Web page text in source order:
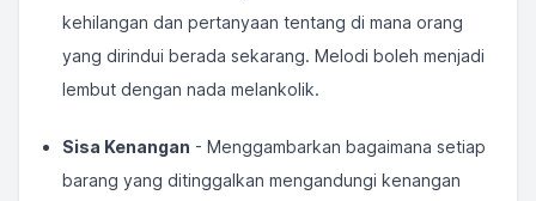
kehilangan dan pertanyaan tentang di mana orang
yang dirindui berada sekarang. Melodi boleh menjadi
lembut dengan nada melankolik.
Sisa Kenangan - Menggambarkan bagaimana setiap
barang yang ditinggalkan mengandungi kenangan